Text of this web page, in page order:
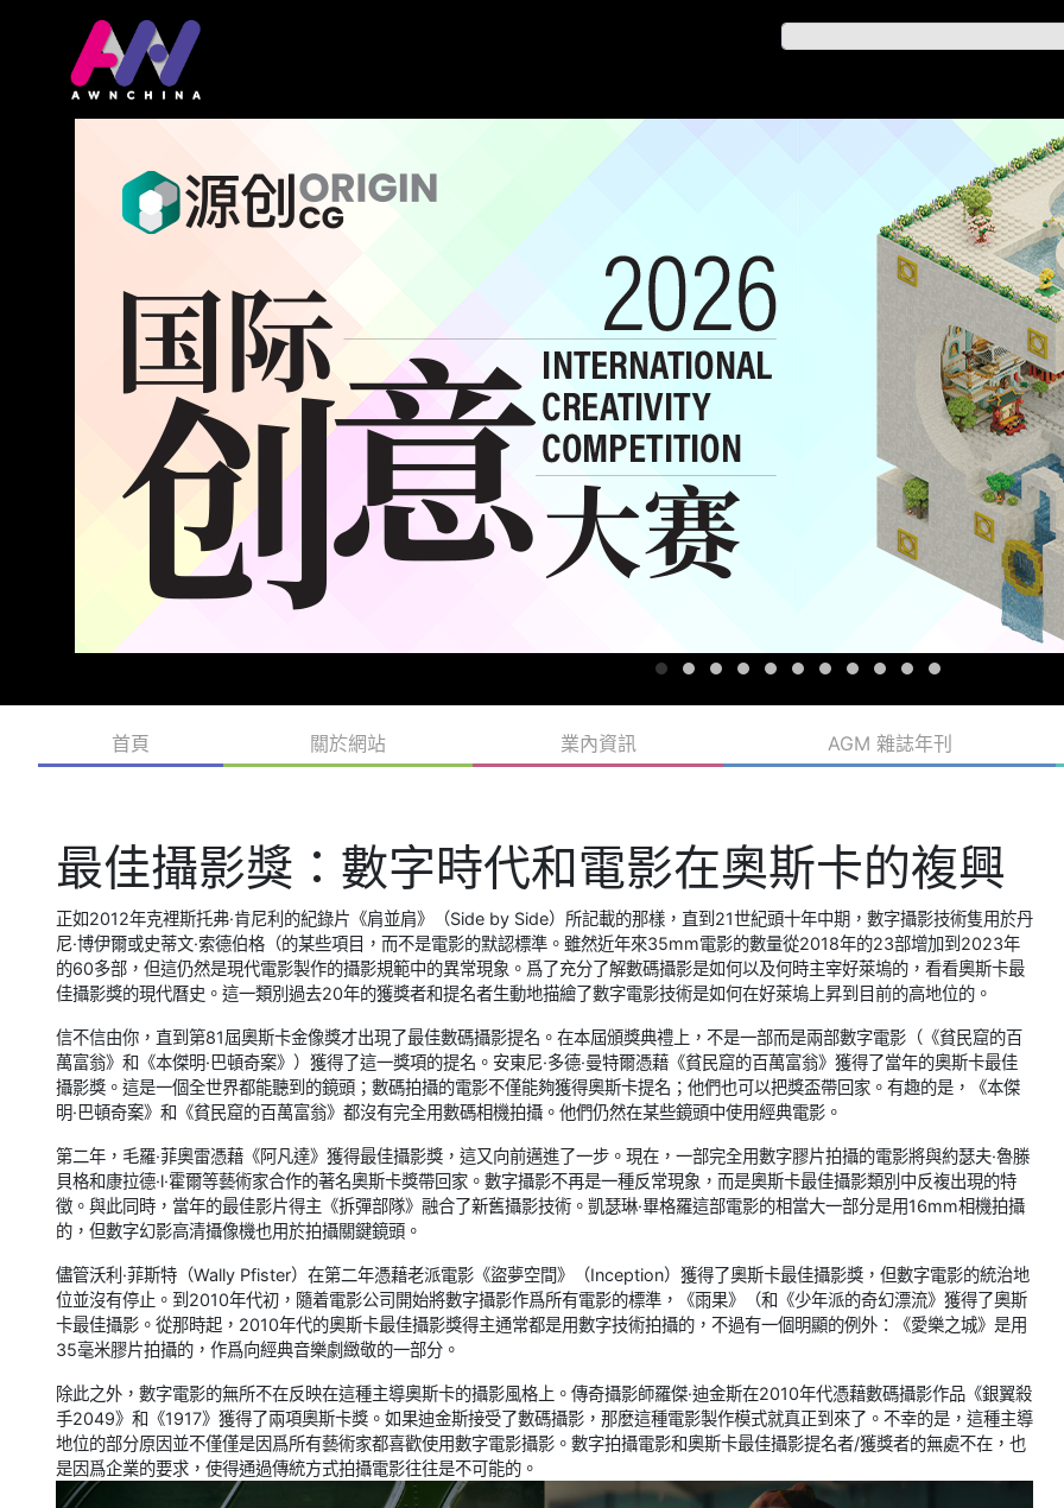
首頁 關於網站 業內資訊 AGM 雜誌年刊
最佳攝影獎：數字時代和電影在奧斯卡的複興
正如2012年克裡斯托弗·肯尼利的紀錄片《肩並肩》（Side by Side）所記載的那樣，直到21世紀頭十年中期，數字攝影技術隻用於丹
尼·博伊爾或史蒂文·索德伯格（的某些項目，而不是電影的默認標準。雖然近年來35mm電影的數量從2018年的23部增加到2023年
的60多部，但這仍然是現代電影製作的攝影規範中的異常現象。爲了充分了解數碼攝影是如何以及何時主宰好萊塢的，看看奧斯卡最
佳攝影獎的現代曆史。這一類別過去20年的獲獎者和提名者生動地描繪了數字電影技術是如何在好萊塢上昇到目前的高地位的。
信不信由你，直到第81屆奧斯卡金像獎才出現了最佳數碼攝影提名。在本屆頒獎典禮上，不是一部而是兩部數字電影（《貧民窟的百
萬富翁》和《本傑明·巴頓奇案》）獲得了這一獎項的提名。安東尼·多德·曼特爾憑藉《貧民窟的百萬富翁》獲得了當年的奧斯卡最佳
攝影獎。這是一個全世界都能聽到的鏡頭；數碼拍攝的電影不僅能夠獲得奧斯卡提名；他們也可以把獎盃帶回家。有趣的是，《本傑
明·巴頓奇案》和《貧民窟的百萬富翁》都沒有完全用數碼相機拍攝。他們仍然在某些鏡頭中使用經典電影。
第二年，毛羅·菲奧雷憑藉《阿凡達》獲得最佳攝影獎，這又向前邁進了一步。現在，一部完全用數字膠片拍攝的電影將與約瑟夫·魯滕
貝格和康拉德·l·霍爾等藝術家合作的著名奧斯卡獎帶回家。數字攝影不再是一種反常現象，而是奧斯卡最佳攝影類別中反複出現的特
徵。與此同時，當年的最佳影片得主《拆彈部隊》融合了新舊攝影技術。凱瑟琳·畢格羅這部電影的相當大一部分是用16mm相機拍攝
的，但數字幻影高清攝像機也用於拍攝關鍵鏡頭。
儘管沃利·菲斯特（Wally Pfister）在第二年憑藉老派電影《盜夢空間》（Inception）獲得了奧斯卡最佳攝影獎，但數字電影的統治地
位並沒有停止。到2010年代初，隨着電影公司開始將數字攝影作爲所有電影的標準，《雨果》（和《少年派的奇幻漂流》獲得了奧斯
卡最佳攝影。從那時起，2010年代的奧斯卡最佳攝影獎得主通常都是用數字技術拍攝的，不過有一個明顯的例外：《愛樂之城》是用
35毫米膠片拍攝的，作爲向經典音樂劇緻敬的一部分。
除此之外，數字電影的無所不在反映在這種主導奧斯卡的攝影風格上。傳奇攝影師羅傑·迪金斯在2010年代憑藉數碼攝影作品《銀翼殺
手2049》和《1917》獲得了兩項奧斯卡獎。如果迪金斯接受了數碼攝影，那麼這種電影製作模式就真正到來了。不幸的是，這種主導
地位的部分原因並不僅僅是因爲所有藝術家都喜歡使用數字電影攝影。數字拍攝電影和奧斯卡最佳攝影提名者/獲獎者的無處不在，也
是因爲企業的要求，使得通過傳統方式拍攝電影往往是不可能的。